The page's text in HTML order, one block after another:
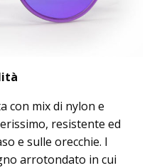
con mix di nylon e
resistente ed
e sulle orecchie. I
arrotondato in cui